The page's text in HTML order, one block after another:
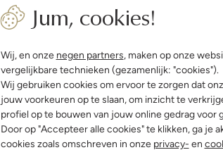
Jum, cookies!
Wij, en onze negen partners, maken op onze
vergelijkbare technieken (gezamenlijk: "cookies").
Wij gebruiken cookies om ervoor te zorgen dat
jouw voorkeuren op te slaan, om inzicht te
profiel op te bouwen van jouw online gedrag voor
Door op "Accepteer alle cookies" te klikken, ga je
cookies zoals omschreven in onze privacy- en